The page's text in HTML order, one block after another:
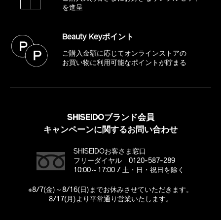
を進呈
Beauty Keyポイント
ご購入金額に応じてオンラインストアの
お買い物に利用可能なポイントが貯まる
SHISEIDOブランド会員
キャンペーンに関するお問い合わせ
SHISEIDOお客さま窓口
フリーダイヤル 0120-587-289
10:00～17:00 / 土・日・祝日を除く
※8/7(金)～8/16(日)までお休みさせていただきます。
8/17(月)より平常通り営業いたします。